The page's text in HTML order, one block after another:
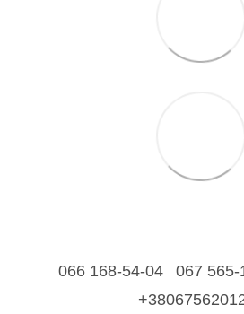
066 168-54-04 067 565-